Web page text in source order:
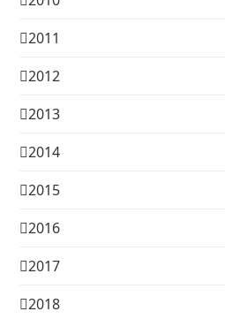
2011
2012
2013
2014
2015
2016
2017
2018